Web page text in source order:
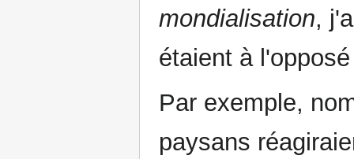
mondialisation,
étaient à
Par exemple,
paysans